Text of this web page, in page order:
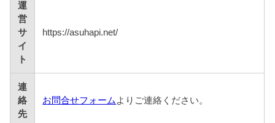
運
営
サ
イ
ト
https://asuhapi.net/
連
絡
先
お問合せフォームよりご連絡ください。